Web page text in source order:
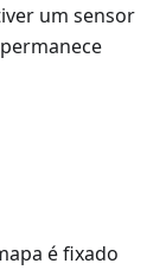
um sensor
é fixado